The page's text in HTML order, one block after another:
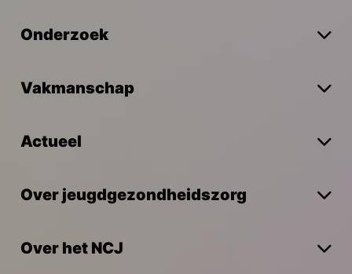
Onderzoek
Vakmanschap
Actueel
Over jeugdgezondheidszorg
Over het NCJ